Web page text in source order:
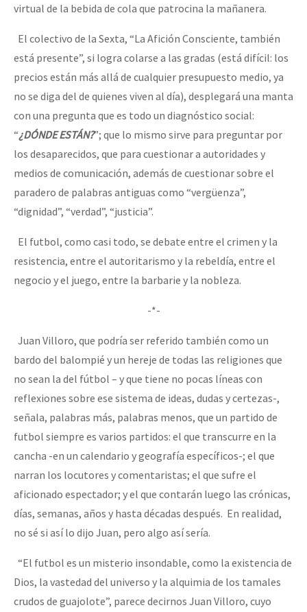
virtual de la bebida de cola que patrocina la mañanera.
El colectivo de la Sexta, “La Afición Consciente, también
está presente”, si logra colarse a las gradas (está difícil: los
precios están más allá de cualquier presupuesto medio, ya
no se diga del de quienes viven al día), desplegará una manta
con una pregunta que es todo un diagnóstico social:
“¿DÓNDE ESTÁN?”; que lo mismo sirve para preguntar por
los desaparecidos, que para cuestionar a autoridades y
medios de comunicación, además de cuestionar sobre el
paradero de palabras antiguas como “vergüenza”,
“dignidad”, “verdad”, “justicia”.
El futbol, como casi todo, se debate entre el crimen y la
resistencia, entre el autoritarismo y la rebeldía, entre el
negocio y el juego, entre la barbarie y la nobleza.
-*-
Juan Villoro, que podría ser referido también como un
bardo del balompié y un hereje de todas las religiones que
no sean la del fútbol – y que tiene no pocas líneas con
reflexiones sobre ese sistema de ideas, dudas y certezas-,
señala, palabras más, palabras menos, que un partido de
futbol siempre es varios partidos: el que transcurre en la
cancha -en un calendario y geografía específicos-; el que
narran los locutores y comentaristas; el que sufre el
aficionado espectador; y el que contarán luego las crónicas,
días, semanas, años y hasta décadas después. En realidad,
no sé si así lo dijo Juan, pero algo así sería.
“El futbol es un misterio insondable, como la existencia de
Dios, la vastedad del universo y la alquimia de los tamales
crudos de guajolote”, parece decirnos Juan Villoro, cuyo